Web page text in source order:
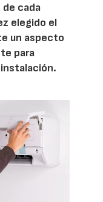
de cada
elegido el
un aspecto
para